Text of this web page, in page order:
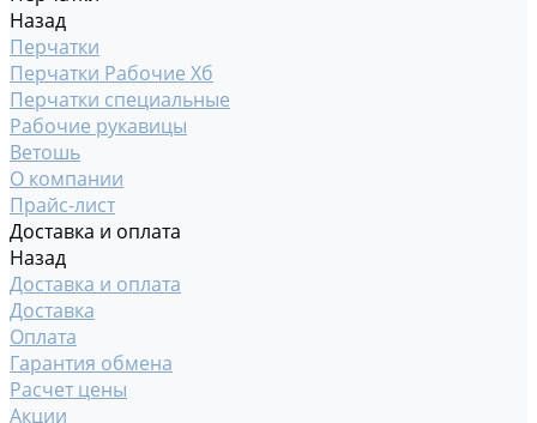
Назад
Перчатки
Перчатки Рабочие Хб
Перчатки специальные
Рабочие рукавицы
Ветошь
О компании
Прайс-лист
Доставка и оплата
Назад
Доставка и оплата
Доставка
Оплата
Гарантия обмена
Расчет цены
Акции